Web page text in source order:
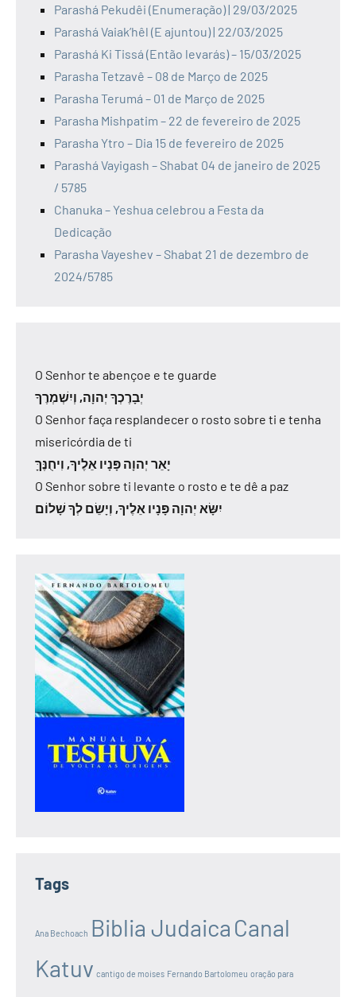
Parashá Pekudêi (Enumeração) | 29/03/2025
Parashá Vaiak’hêl (E ajuntou) | 22/03/2025
Parashá Ki Tissá (Então levarás) – 15/03/2025
Parasha Tetzavê – 08 de Março de 2025
Parasha Terumá – 01 de Março de 2025
Parasha Mishpatim – 22 de fevereiro de 2025
Parasha Ytro – Dia 15 de fevereiro de 2025
Parashá Vayigash – Shabat 04 de janeiro de 2025
/ 5785
Chanuka – Yeshua celebrou a Festa da
Dedicação
Parasha Vayeshev – Shabat 21 de dezembro de
2024/5785
O Senhor te abençoe e te guarde
יְבָרֶכְךָ יְהוָה, וְיִשְׁמְרֶךָ
O Senhor faça resplandecer o rosto sobre ti e tenha
misericórdia de ti
יָאֵר יְהוָה פָּנָיו אֵלֶיךָ, וִיחֻנֶּךָּ
O Senhor sobre ti levante o rosto e te dê a paz
יִשָּׂא יְהוָה פָּנָיו אֵלֶיךָ, וְיָשֵׂם לְךָ שָׁלוֹם
Tags
Ana Bechoach Biblia Judaica Canal
Katuv cantigo de moises Fernando Bartolomeu oração para